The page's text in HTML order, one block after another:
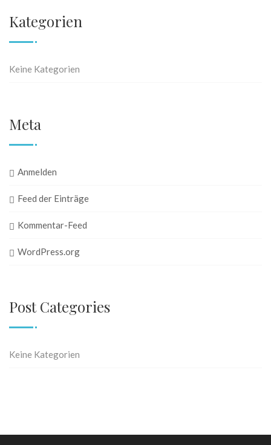
Kategorien
Keine Kategorien
Meta
Anmelden
Feed der Einträge
Kommentar-Feed
WordPress.org
Post Categories
Keine Kategorien